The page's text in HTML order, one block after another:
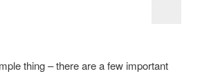
thing – there are a few important